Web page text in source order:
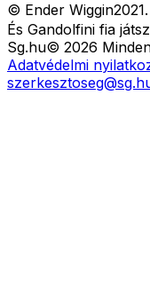
© Ender Wiggin
És Gandolfini fia
Sg.hu© 2026
Adatvédelmi